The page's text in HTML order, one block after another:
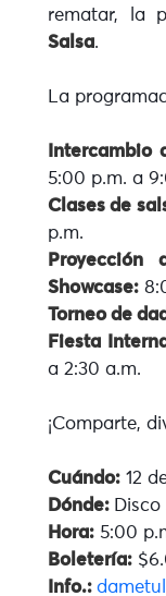
rematar, la
Salsa.
La
Intercambio
5:00 p.m. a
Clases de
p.m.
Showcase:
Torneo de
Fiesta
a 2:30 a.m.
¡Comparte,
Cuándo: 12
Dónde:
Hora: 5:00
Boletería:
Info.: